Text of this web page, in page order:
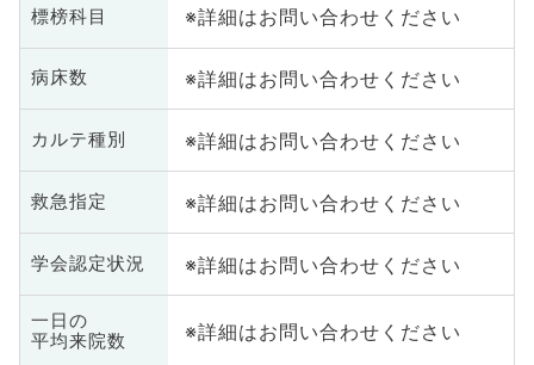
標榜科目 ※詳細はお問い合わせください
病床数 ※詳細はお問い合わせください
カルテ種別 ※詳細はお問い合わせください
救急指定 ※詳細はお問い合わせください
学会認定状況 ※詳細はお問い合わせください
一日の
平均来院数
※詳細はお問い合わせください